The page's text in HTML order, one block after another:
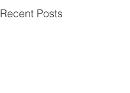
Recent Posts